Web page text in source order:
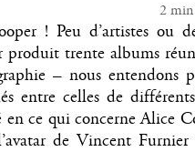
2 min
! Peu d’artistes ou
produit trente albums
– nous entendons
entre celles de
ce qui concerne Alice
de Vincent Furnier